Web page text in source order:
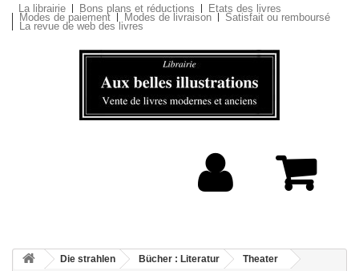
La librairie Bons plans et réductions Etats des livres
Modes de paiement Modes de livraison Satisfait ou remboursé
La revue de web des livres
Die strahlen Bücher : Literatur
Theater